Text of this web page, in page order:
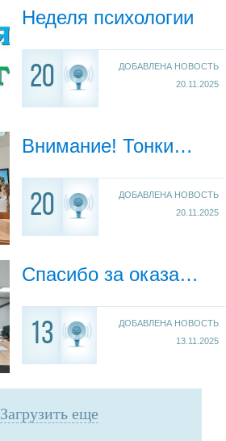
Неделя психологии
20
ДОБАВЛЕНА НОВОСТЬ
20.11.2025
Внимание! Тонкий лёд!
20
ДОБАВЛЕНА НОВОСТЬ
20.11.2025
Спасибо за оказанную помощь.
13
ДОБАВЛЕНА НОВОСТЬ
13.11.2025
Загрузить еще